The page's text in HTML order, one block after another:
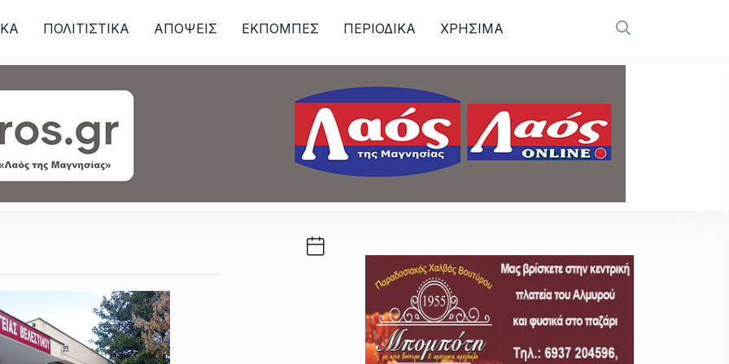
ΠΟΛΙΤΙΣΤΙΚΑ ΑΠΟΨΕΙΣ ΕΚΠΟΜΠΕΣ ΠΕΡΙΟΔΙΚΑ ΧΡΗΣΙΜΑ